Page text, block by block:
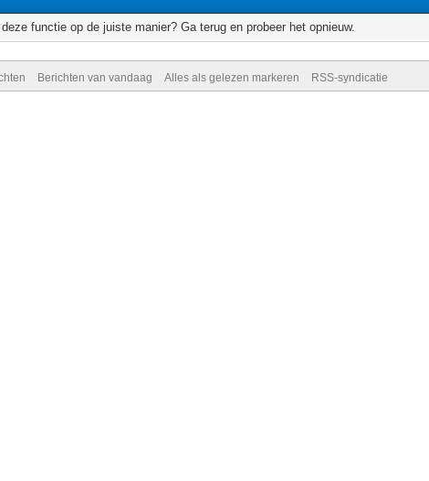
functie op de juiste manier? Ga terug en probeer het opnieuw.
Berichten van vandaag Alles als gelezen markeren RSS-syndicatie